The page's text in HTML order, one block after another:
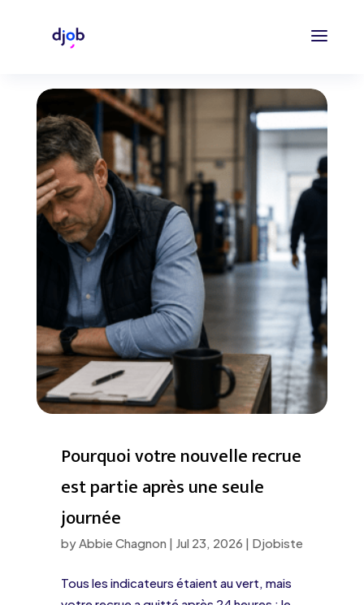
Pourquoi votre nouvelle recrue
est partie après une seule
journée
byAbbie Chagnon | Jul 23, 2026 | Djobiste
Tous les indicateurs étaient au vert, mais